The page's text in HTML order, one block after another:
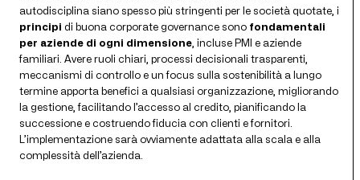
autodisciplina siano spesso più stringenti per le società quotate, i
principi di buona corporate governance sono fondamentali
per aziende di ogni dimensione, incluse PMI e aziende
familiari. Avere ruoli chiari, processi decisionali trasparenti,
meccanismi di controllo e un focus sulla sostenibilità a lungo
termine apporta benefici a qualsiasi organizzazione, migliorando
la gestione, facilitando l’accesso al credito, pianificando la
successione e costruendo fiducia con clienti e fornitori.
L’implementazione sarà ovviamente adattata alla scala e alla
complessità dell’azienda.